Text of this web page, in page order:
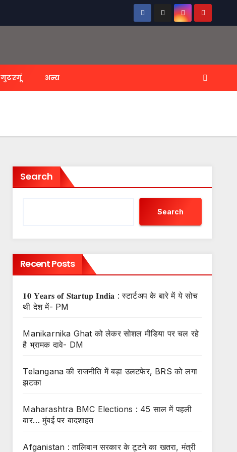
गुटरगूं अन्य
Search
Search
Recent Posts
𝟏𝟎 𝐘𝐞𝐚𝐫𝐬 𝐨𝐟 𝐒𝐭𝐚𝐫𝐭𝐮𝐩 𝐈𝐧𝐝𝐢𝐚 : स्टार्टअप के बारे में ये सोच
थी देश में- PM
Manikarnika Ghat को लेकर सोशल मीडिया पर चल रहे
है भ्रामक दावे- DM
Telangana की राजनीति में बड़ा उलटफेर, BRS को लगा
झटका
Maharashtra BMC Elections : 45 साल में पहली
बार… मुंबई पर बादशाहत
Afganistan : तालिबान सरकार के टूटने का खतरा, मंत्री